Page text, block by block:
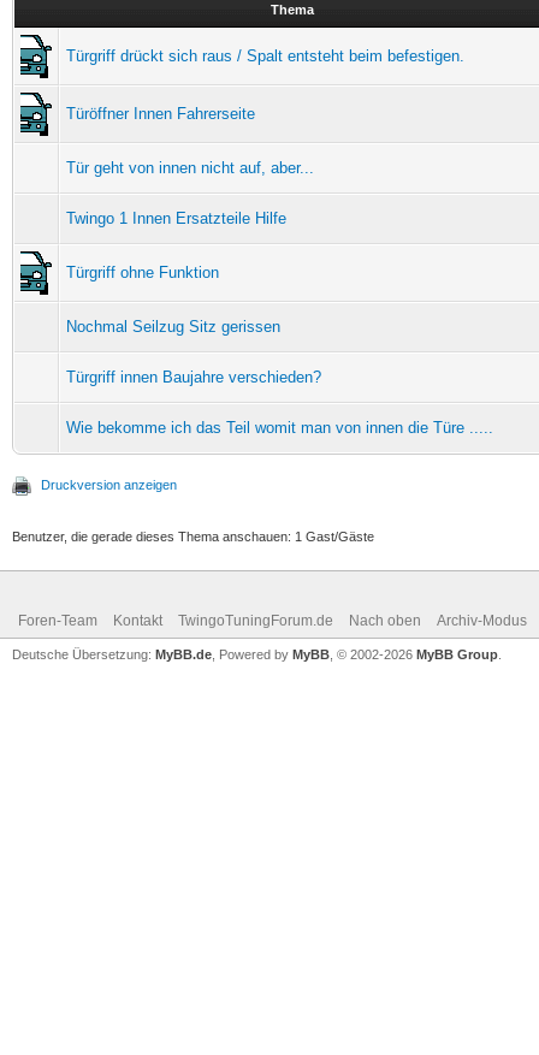
Thema
Türgriff drückt sich raus / Spalt entsteht beim befestigen.
Türöffner Innen Fahrerseite
Tür geht von innen nicht auf, aber...
Twingo 1 Innen Ersatzteile Hilfe
Türgriff ohne Funktion
Nochmal Seilzug Sitz gerissen
Türgriff innen Baujahre verschieden?
Wie bekomme ich das Teil womit man von innen die Türe .....
Druckversion anzeigen
Benutzer, die gerade dieses Thema anschauen: 1 Gast/Gäste
Foren-Team Kontakt TwingoTuningForum.de Nach oben Archiv-Modus
Deutsche Übersetzung: MyBB.de , Powered by MyBB , © 2002-2026 MyBB Group